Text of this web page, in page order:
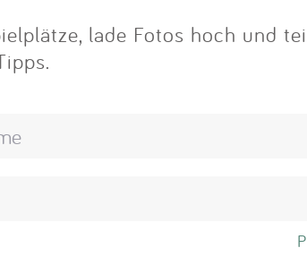
App
lade Fotos hoch und